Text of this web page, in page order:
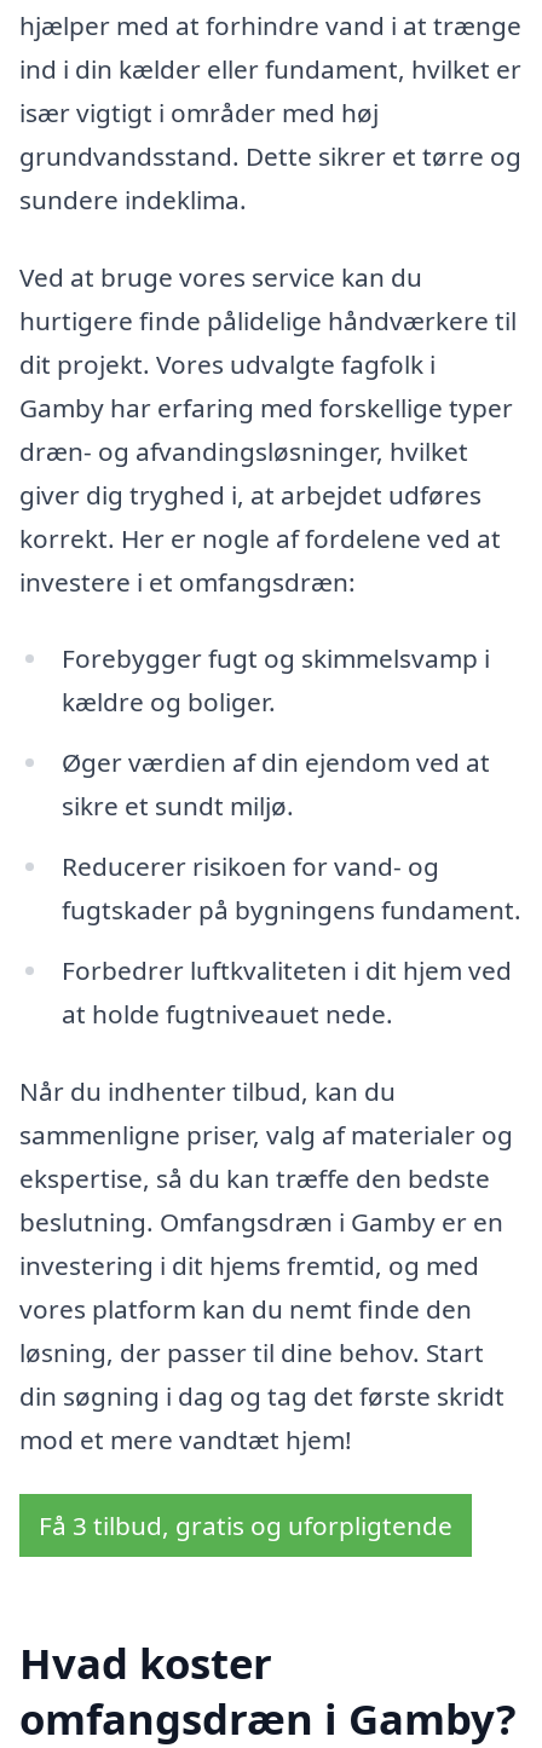
hjælper med at forhindre vand i at trænge
ind i din kælder eller fundament, hvilket er
især vigtigt i områder med høj
grundvandsstand. Dette sikrer et tørre og
sundere indeklima.
Ved at bruge vores service kan du
hurtigere finde pålidelige håndværkere til
dit projekt. Vores udvalgte fagfolk i
Gamby har erfaring med forskellige typer
dræn- og afvandingsløsninger, hvilket
giver dig tryghed i, at arbejdet udføres
korrekt. Her er nogle af fordelene ved at
investere i et omfangsdræn:
Forebygger fugt og skimmelsvamp i
kældre og boliger.
Øger værdien af din ejendom ved at
sikre et sundt miljø.
Reducerer risikoen for vand- og
fugtskader på bygningens fundament.
Forbedrer luftkvaliteten i dit hjem ved
at holde fugtniveauet nede.
Når du indhenter tilbud, kan du
sammenligne priser, valg af materialer og
ekspertise, så du kan træffe den bedste
beslutning. Omfangsdræn i Gamby er en
investering i dit hjems fremtid, og med
vores platform kan du nemt finde den
løsning, der passer til dine behov. Start
din søgning i dag og tag det første skridt
mod et mere vandtæt hjem!
Få 3 tilbud, gratis og uforpligtende
Hvad koster
omfangsdræn i Gamby?